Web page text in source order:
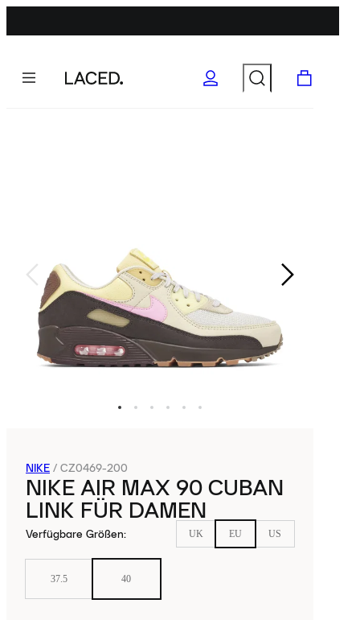
NIKE / CZ0469-200
NIKE AIR MAX 90 CUBAN
LINK FÜR DAMEN
Verfügbare Größen: UK EU US
37.5 40